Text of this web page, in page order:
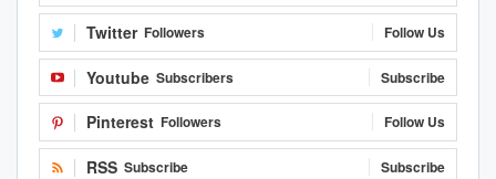
Twitter Followers Follow Us
Youtube Subscribers Subscribe
Pinterest Followers Follow Us
RSS Subscribe Subscribe